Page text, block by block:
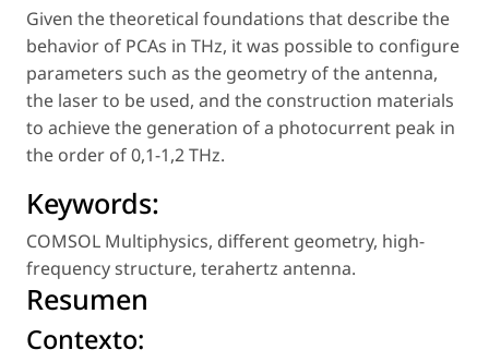
Given the theoretical foundations that describe the
behavior of PCAs in THz, it was possible to configure
parameters such as the geometry of the antenna,
the laser to be used, and the construction materials
to achieve the generation of a photocurrent peak in
the order of 0,1-1,2 THz.
Keywords:
COMSOL Multiphysics, different geometry, high-
frequency structure, terahertz antenna.
Resumen
Contexto: